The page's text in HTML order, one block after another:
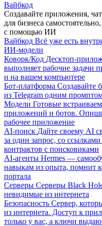
Вайбкод
Создавайте приложения,
для бизнеса
с помощью ИИ
Вайбкод Всё уже есть
ИИ-модели
Коворк/Код Десктоп-
выполняет рабочие задачи
и на вашем компьютере
Бот-платформа Создавайте
из Telegram одним
Модели Готовые
приложений и ботов.
рабочее приложение
AI-поиск Дайте своему AI
за один запрос, со
контрактов с поисковиками
AI-агенты Hermes —
навыкам из опыта, помнит
портала
Серверы Серверы Black
невидимые из интернета
Безопасность Сервер,
из интернета. Доступ к
только у вас, а ключи